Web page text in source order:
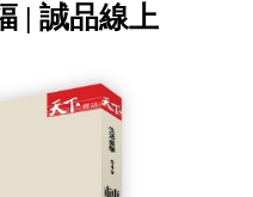
| 誠品線上